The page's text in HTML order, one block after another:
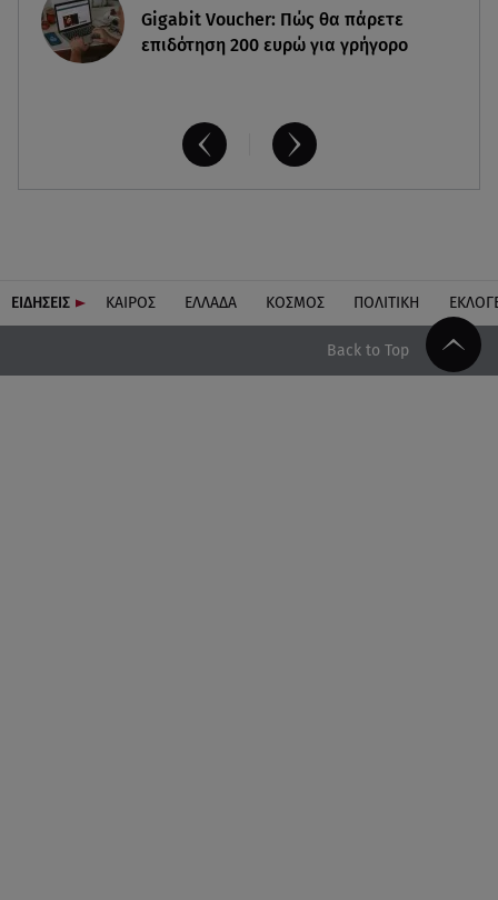
Gigabit Voucher: Πώς θα πάρετε
επιδότηση 200 ευρώ για γρήγορο
ΕΙΔΗΣΕΙΣ ΚΑΙΡΟΣ ΕΛΛΑΔΑ ΚΟΣΜΟΣ ΠΟΛΙΤΙΚΗ
Back to Top